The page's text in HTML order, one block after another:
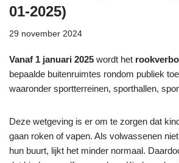
01-2025)
29 november 2024
Vanaf 1 januari 2025 wordt het
bepaalde buitenruimtes rondom publiek
waaronder sportterreinen, sporthallen,
Deze wetgeving is er om te zorgen dat
gaan roken of vapen. Als volwassenen
hun buurt, lijkt het minder normaal.